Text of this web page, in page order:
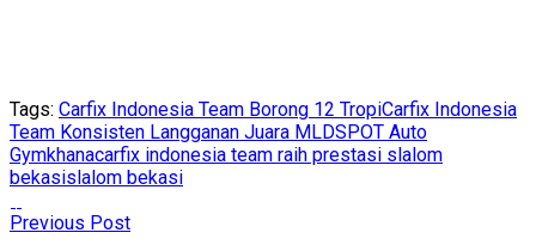
Tags: Carfix Indonesia Team Borong 12 TropiCarfix Indonesia
Team Konsisten Langganan Juara MLDSPOT Auto
Gymkhanacarfix indonesia team raih prestasi slalom
bekasislalom bekasi
Previous Post